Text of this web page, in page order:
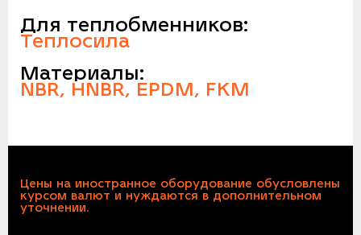
Для теплобменников:
Теплосила
Материалы:
NBR, HNBR, EPDM, FKM
Цены на иностранное оборудование обусловлены
курсом валют и нуждаются в дополнительном
уточнении.